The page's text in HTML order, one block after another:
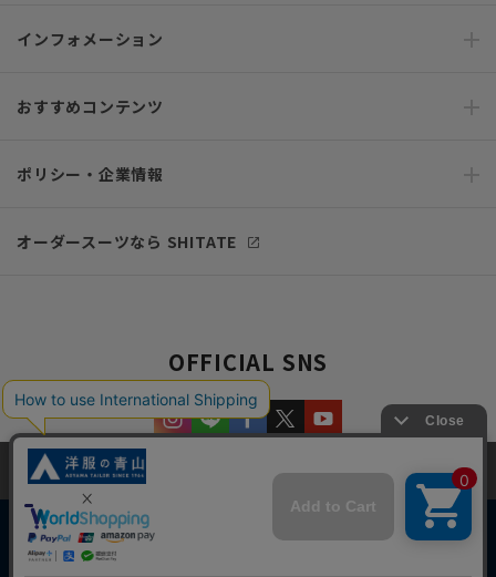
インフォメーション
おすすめコンテンツ
ポリシー・企業情報
オーダースーツなら SHITATE
OFFICIAL SNS
当サイトでは、快適な閲覧体験とコンテンツ改善のためにCookieを使用
しています。閲覧を続けることで、Cookieの使用に同意したものとみな
します。詳細については